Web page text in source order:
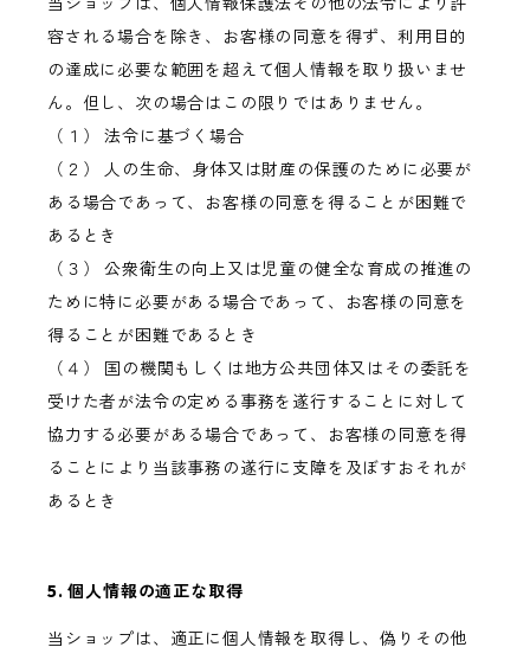
容される場合を除き、お客様の同意を得ず、利用目的
の達成に必要な範囲を超えて個人情報を取り扱いませ
ん。但し、次の場合はこの限りではありません。
（１） 法令に基づく場合
（２） 人の生命、身体又は財産の保護のために必要が
ある場合であって、お客様の同意を得ることが困難で
あるとき
（３） 公衆衛生の向上又は児童の健全な育成の推進の
ために特に必要がある場合であって、お客様の同意を
得ることが困難であるとき
（４） 国の機関もしくは地方公共団体又はその委託を
受けた者が法令の定める事務を遂行することに対して
協力する必要がある場合であって、お客様の同意を得
ることにより当該事務の遂行に支障を及ぼすおそれが
あるとき
5. 個人情報の適正な取得
当ショップは、適正に個人情報を取得し、偽りその他